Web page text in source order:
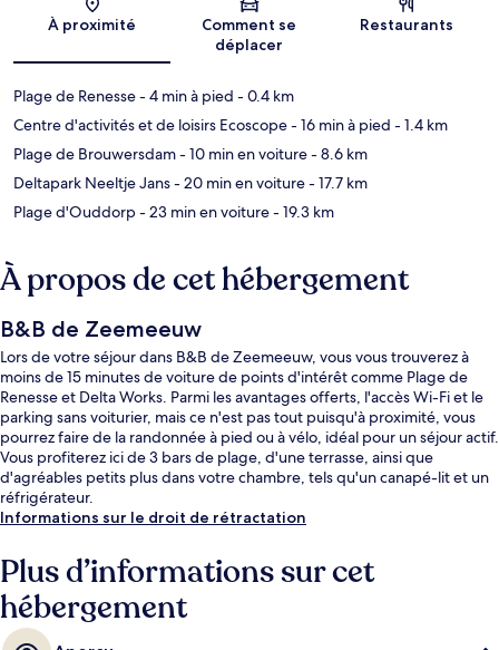
Carte
À proximité
Comment se
déplacer
Restaurants
Plage de Renesse- 4 min à pied - 0.4 km
Centre d'activités et de loisirs Ecoscope- 16 min à pied - 1.4 km
Plage de Brouwersdam- 10 min en voiture- 8.6 km
Deltapark Neeltje Jans- 20 min en voiture- 17.7 km
Plage d'Ouddorp- 23 min en voiture- 19.3 km
À propos de cet hébergement
B&B de Zeemeeuw
Lors de votre séjour dans B&B de Zeemeeuw, vous vous trouverez à
moins de 15 minutes de voiture de points d'intérêt comme Plage de
Renesse et Delta Works. Parmi les avantages offerts, l'accès Wi-Fi et le
parking sans voiturier, mais ce n'est pas tout puisqu'à proximité, vous
pourrez faire de la randonnée à pied ou à vélo, idéal pour un séjour actif.
Vous profiterez ici de 3 bars de plage, d'une terrasse, ainsi que
d'agréables petits plus dans votre chambre, tels qu'un canapé-lit et un
réfrigérateur.
Informations sur le droit de rétractation
Plus d’informations sur cet
hébergement